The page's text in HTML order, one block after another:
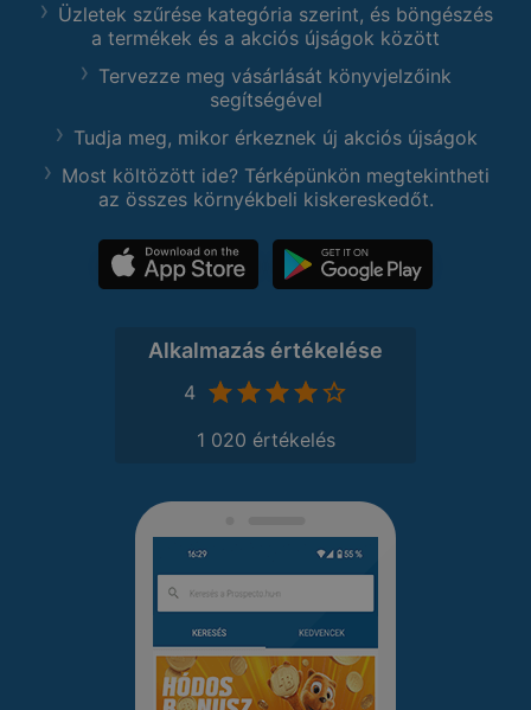
Üzletek szűrése kategória szerint, és böngészés
a termékek és a akciós újságok között
Tervezze meg vásárlását könyvjelzőink
segítségével
Tudja meg, mikor érkeznek új akciós újságok
Most költözött ide? Térképünkön megtekintheti
az összes környékbeli kiskereskedőt.
Alkalmazás értékelése
4
1 020 értékelés